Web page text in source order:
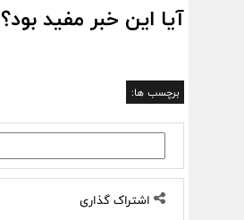
آیا این خبر مفید بود؟
برچسب ها:
اشتراک گذاری